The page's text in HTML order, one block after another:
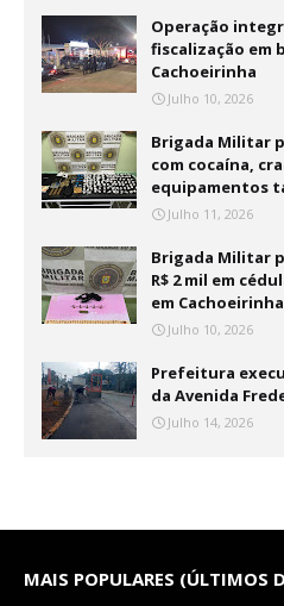
Operação
fiscalização em
Cachoeirinha
Julho 10, 2026
Brigada Militar
com cocaína,
equipamentos
Julho 11, 2026
Brigada Militar
R$ 2 mil em
em Cachoeirinha
Julho 10, 2026
Prefeitura
da Avenida
Julho 14, 2026
MAIS POPULARES (ÚLTIMOS